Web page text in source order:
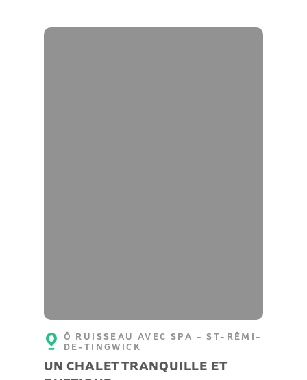
Ô RUISSEAU AVEC SPA - ST-RÉMI-
DE-TINGWICK
UN CHALET TRANQUILLE ET